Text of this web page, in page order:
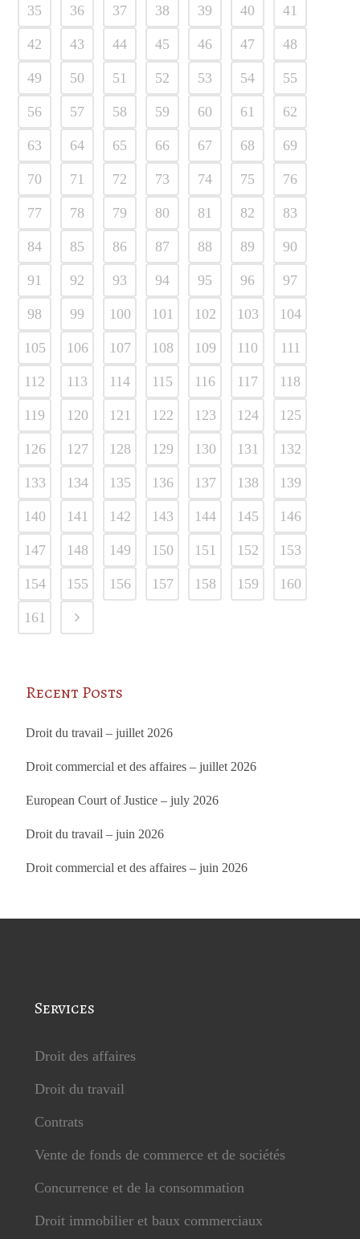
35 36 37 38 39 40 41
42 43 44 45 46 47 48
49 50 51 52 53 54 55
56 57 58 59 60 61 62
63 64 65 66 67 68 69
70 71 72 73 74 75 76
77 78 79 80 81 82 83
84 85 86 87 88 89 90
91 92 93 94 95 96 97
98 99 100 101 102 103 104
105 106 107 108 109 110 111
112 113 114 115 116 117 118
119 120 121 122 123 124 125
126 127 128 129 130 131 132
133 134 135 136 137 138 139
140 141 142 143 144 145 146
147 148 149 150 151 152 153
154 155 156 157 158 159 160
161
Recent Posts
Droit du travail – juillet 2026
Droit commercial et des affaires – juillet 2026
European Court of Justice – july 2026
Droit du travail – juin 2026
Droit commercial et des affaires – juin 2026
Services
Droit des affaires
Droit du travail
Contrats
Vente de fonds de commerce et de sociétés
Concurrence et de la consommation
Droit immobilier et baux commerciaux